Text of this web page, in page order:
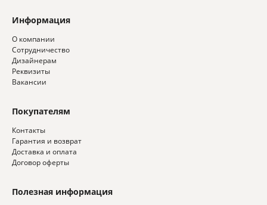
Информация
О компании
Сотрудничество
Дизайнерам
Реквизиты
Вакансии
Покупателям
Контакты
Гарантия и возврат
Доставка и оплата
Договор оферты
Полезная информация